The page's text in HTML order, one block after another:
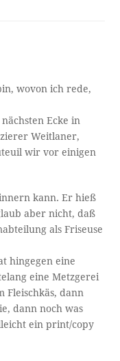
wovon ich rede,
Ecke in
Weitlaner,
wir vor einigen
kann. Er hieß
aber nicht, daß
als Friseuse
hingegen eine
eine Metzgerei
Fleischkäs, dann
dann noch was
ein print/copy